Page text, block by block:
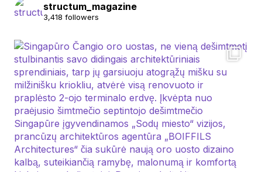
structum_magazine
3,418 followers